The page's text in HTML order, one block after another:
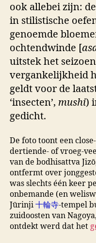
ook allebei zijn:
in stilistische
genoemde
ochtendwinde [
uitstek het
vergankelijkheid
geldt voor de
‘insecten’, mushi)
gedicht.
De foto toont een
dertiende- of vroeg-
van de bodhisattva
ontfermt over
was slechts één keer
onbemande (en
Jūrinji 十輪寺-tempel
zuidoosten van
ontdekt werd dat het